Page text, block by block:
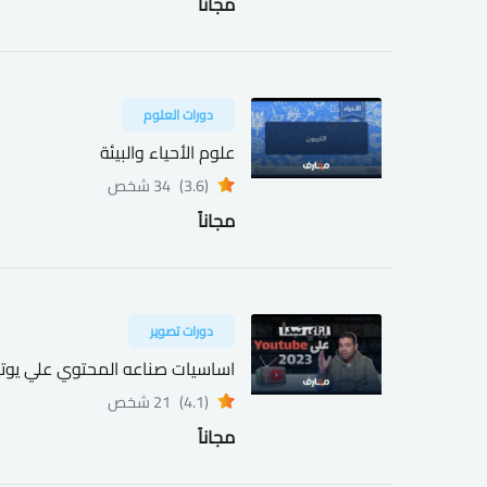
دورات العلوم
علوم الأحياء والبيئة
(3.6) 34 شخص
مجاناً
دورات تصوير
اساسيات صناعه المحتوي علي
(4.1) 21 شخص
مجاناً